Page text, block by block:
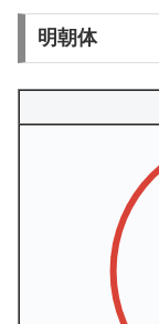
明朝体